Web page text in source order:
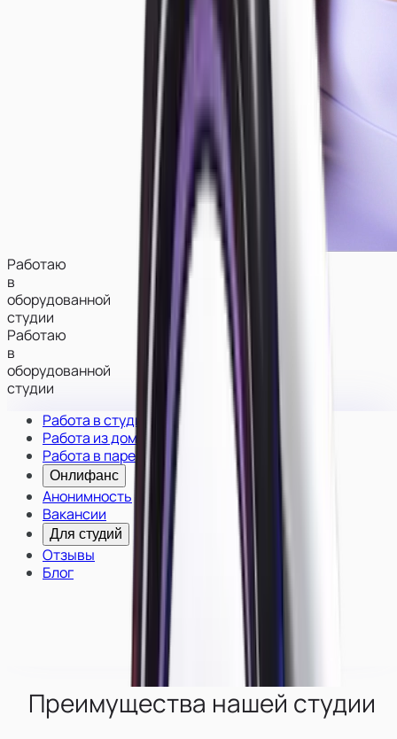
Работаю
в
оборудованной
студии
Работаю
в
оборудованной
студии
Работа в студии
Работа из дома
Работа в паре
Онлифанс
Анонимность
Вакансии
Для студий
Отзывы
Блог
Преимущества нашей студии